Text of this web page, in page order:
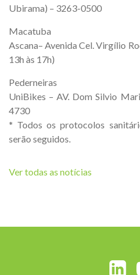
Ubirama) – 3263-0500
Macatuba
Ascana– Avenida Cel. Virgílio
13h às 17h)
Pederneiras
UniBikes – AV. Dom Silvio
4730
* Todos os protocolos
serão seguidos.
Ver todas as notícias